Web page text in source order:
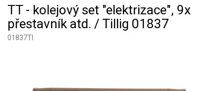
TT - kolejový set "elektrizace", 9x
přestavník atd. / Tillig 01837
01837TI